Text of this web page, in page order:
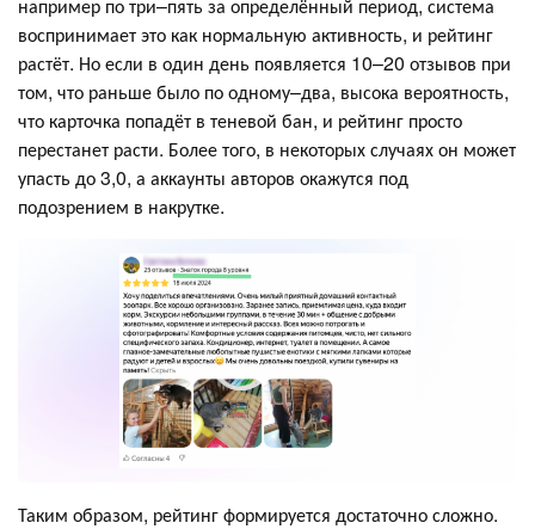
воспринимает это как нормальную активность, и рейтинг
растёт. Но если в один день появляется 10–20 отзывов при
том, что раньше было по одному–два, высока вероятность,
что карточка попадёт в теневой бан, и рейтинг просто
перестанет расти. Более того, в некоторых случаях он может
упасть до 3,0, а аккаунты авторов окажутся под
подозрением в накрутке.
Таким образом, рейтинг формируется достаточно сложно.